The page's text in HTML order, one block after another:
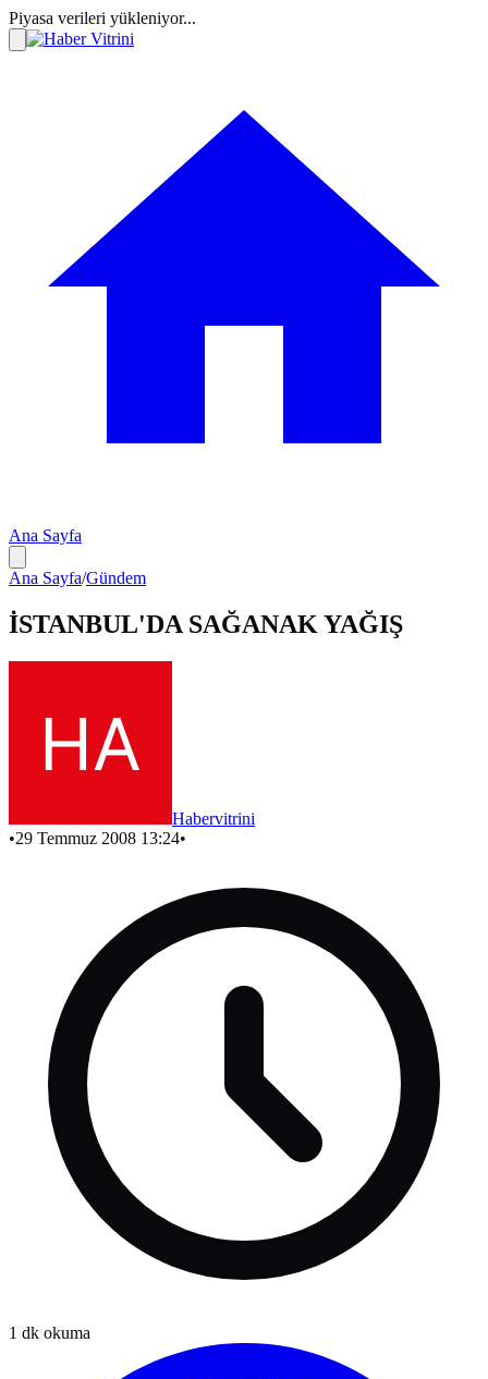
Piyasa verileri yükleniyor...
Ana Sayfa
Ana Sayfa/Gündem
İSTANBUL'DA SAĞANAK YAĞIŞ
Habervitrini
•29 Temmuz 2008 13:24•
1 dk okuma